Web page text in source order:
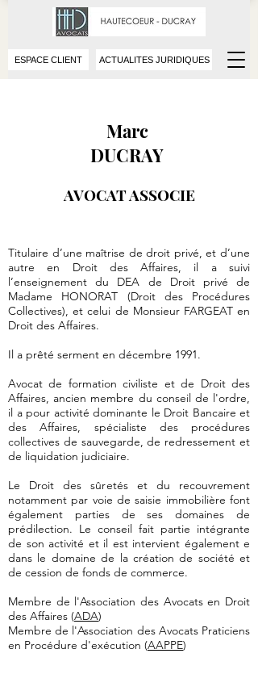
ESPACE CLIENT ACTUALITES JURIDIQUES
Marc
DUCRAY
AVOCAT ASSOCIE
Titulaire d’une maîtrise de droit privé, et d’une
autre en Droit des Affaires, il a suivi
l’enseignement du DEA de Droit privé de
Madame HONORAT (Droit des Procédures
Collectives), et celui de Monsieur FARGEAT en
Droit des Affaires.
Il a prêté serment en décembre 1991.
Avocat de formation civiliste et de Droit des
Affaires, ancien membre du conseil de l'ordre,
il a pour activité dominante le Droit Bancaire et
des Affaires, spécialiste des procédures
collectives de sauvegarde, de redressement et
de liquidation judiciaire.
Le Droit des sûretés et du recouvrement
notamment par voie de saisie immobilière font
également parties de ses domaines de
prédilection. Le conseil fait partie intégrante
de son activité et il est intervient également e
dans le domaine de la création de société et
de cession de fonds de commerce.
Membre de l'Association des Avocats en Droit
des Affaires (ADA)
Membre de l'Association des Avocats Praticiens
en Procédure d'exécution (AAPPE)